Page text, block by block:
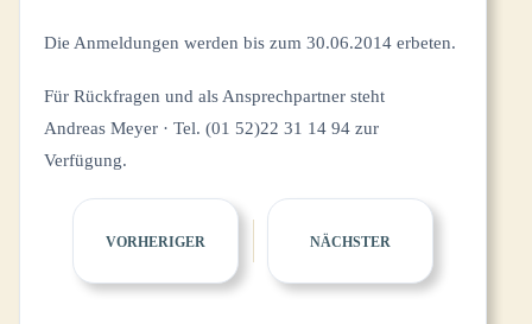
Die Anmeldungen werden bis zum 30.06.2014 erbeten.
Für Rückfragen und als Ansprechpartner steht
Andreas Meyer · Tel. (01 52)22 31 14 94 zur
Verfügung.
VORHERIGER NÄCHSTER